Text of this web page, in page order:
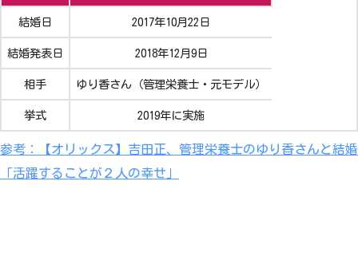
結婚日 2017年10月22日
結婚発表日 2018年12月9日
相手 ゆり香さん（管理栄養士・元モデル）
挙式 2019年に実施
参考：【オリックス】吉田正、管理栄養士のゆり香さんと結婚
「活躍することが２人の幸せ」